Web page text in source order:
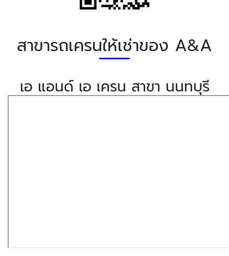
สาขารถเครนให้เช่าของ A&A
เอ แอนด์ เอ เครน สาขา นนทบุรี